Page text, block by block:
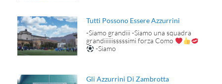
Tutti Possono Essere Azzurrini
-Siamo grandiii -Siamo una squadra
grandiiiiiisssssimi forza Como
-Siamo
Gli Azzurrini Di Zambrotta